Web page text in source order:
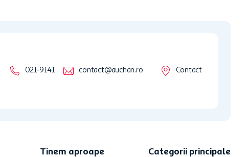
021-9141 contact@auchan.ro Contact
Tinem aproape Categorii principale